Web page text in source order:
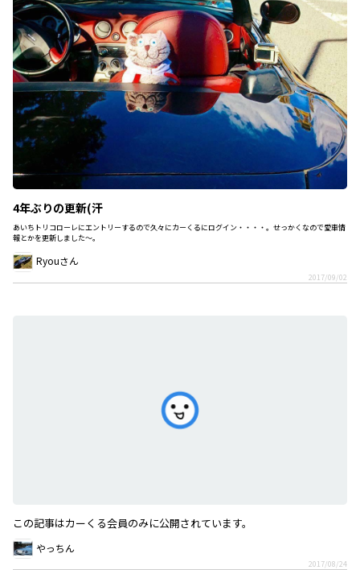
4年ぶりの更新(汗
あいちトリコローレにエントリーするので久々にカーくるにログイン・・・・。せっかくなので愛車情
報とかを更新しました～。
Ryouさん
2017/09/02
この記事はカーくる会員のみに公開されています。
やっちん
2017/08/24